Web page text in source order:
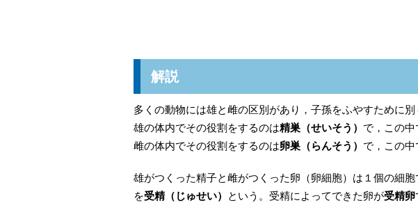
解説
多くの動物には雄と雌の区別があり，子孫をふやすために別
雄の体内でその役割をするのは精巣（せいそう） で，この中
雌の体内でその役割をするのは卵巣（らんそう） で，この中
雄がつくった精子と雌がつくった卵（卵細胞）は１個の細
を受精（じゅせい） という。受精によってできた卵が受精卵